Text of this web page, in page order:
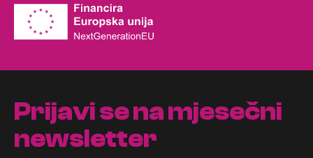
Prijavi se na mjesečni
newsletter